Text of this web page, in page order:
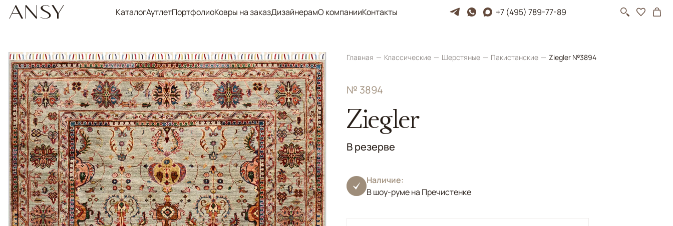
КаталогАутлетПортфолиоКовры на заказДизайнерамО компанииКонтакты +7 (495) 789-77-89
Главная Классические Шерстяные Пакистанские Ziegler №3894
№ 3894
Ziegler
В резерве
Наличие:
В шоу-руме на Пречистенке